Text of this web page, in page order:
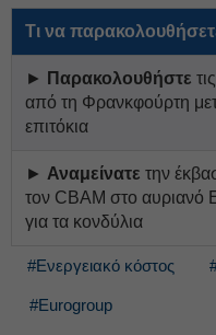
Τι να
► Παρακολουθήστε
από τη Φρανκφούρτη
επιτόκια
► Αναμείνατε την
τον CBAM στο αυριανό
για τα κονδύλια
#Ενεργειακό κόστος
#Eurogroup